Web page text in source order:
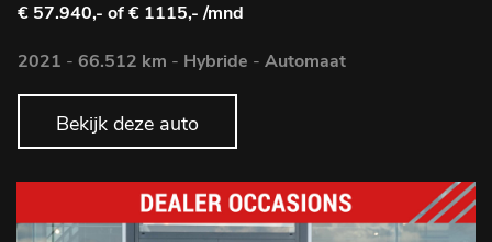
€ 57.940,- of € 1115,- /mnd
2021 - 66.512 km - Hybride - Automaat
Bekijk deze auto